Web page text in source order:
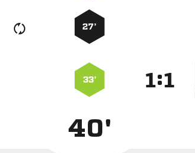
27’
33’ :
40'